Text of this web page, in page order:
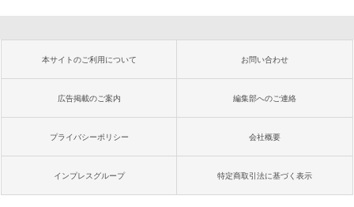
本サイトのご利用について お問い合わせ
広告掲載のご案内 編集部へのご連絡
プライバシーポリシー 会社概要
インプレスグループ 特定商取引法に基づく表示